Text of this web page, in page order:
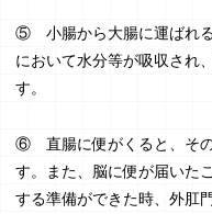
⑤ 小腸から大腸に運ばれ
において水分等が吸収され
す。
⑥ 直腸に便がくると、その
す。また、脳に便が届いた
する準備ができた時、外肛